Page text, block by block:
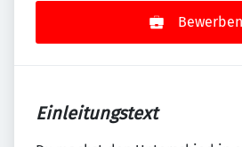
Bewerben
Einleitungstext